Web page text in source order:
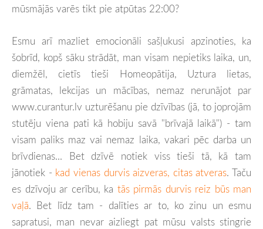
mūsmājās varēs tikt pie atpūtas 22:00?
Esmu arī mazliet emocionāli sašļukusi apzinoties, ka
šobrīd, kopš sāku strādāt, man visam nepietiks laika, un,
diemžēl, cietīs tieši Homeopātija, Uztura lietas,
grāmatas, lekcijas un mācības, nemaz nerunājot par
www.curantur.lv uzturēšanu pie dzīvības (jā, to joprojām
stutēju viena pati kā hobiju savā "brīvajā laikā") - tam
visam paliks maz vai nemaz laika, vakari pēc darba un
brīvdienas... Bet dzīvē notiek viss tieši tā, kā tam
jānotiek - kad vienas durvis aizveras, citas atveras. Taču
es dzīvoju ar cerību, ka tās pirmās durvis reiz būs man
vaļā. Bet līdz tam - dalīties ar to, ko zinu un esmu
sapratusi, man nevar aizliegt pat mūsu valsts stingrie